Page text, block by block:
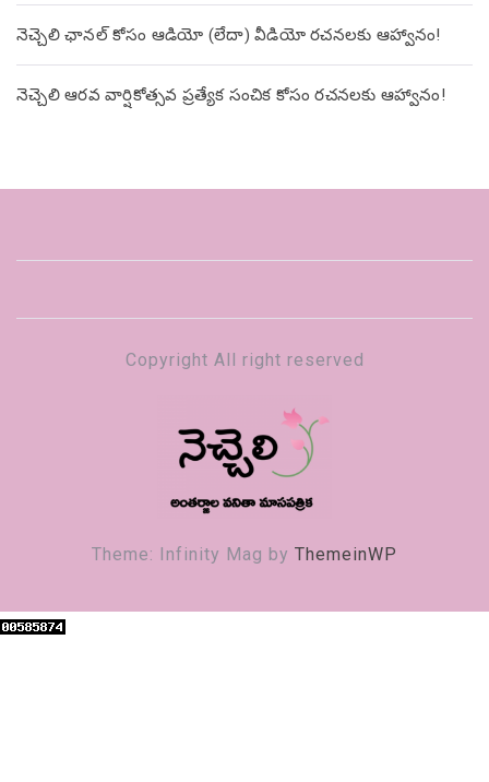
నెచ్చెలి ఛానల్ కోసం ఆడియో (లేదా) వీడియో రచనలకు ఆహ్వానం!
నెచ్చెలి ఆరవ వార్షికోత్సవ ప్రత్యేక సంచిక కోసం రచనలకు ఆహ్వానం!
Copyright All right reserved
Theme: Infinity Mag by ThemeinWP